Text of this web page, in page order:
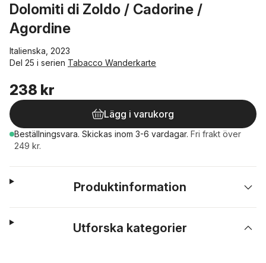
Dolomiti di Zoldo / Cadorine /
Agordine
Italienska, 2023
Del 25 i serien Tabacco Wanderkarte
238 kr
Lägg i varukorg
Beställningsvara. Skickas inom 3-6 vardagar. Fri frakt över
249 kr.
Produktinformation
Utforska kategorier